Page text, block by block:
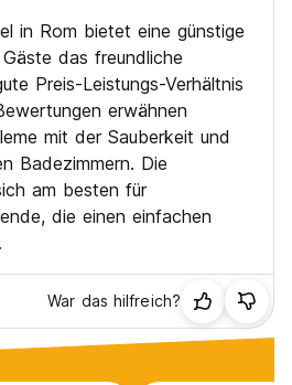
in Rom bietet eine günstige
das freundliche
Preis-Leistungs-Verhältnis
erwähnen
mit der Sauberkeit und
Badezimmern. Die
am besten für
die einen einfachen
War das hilfreich?